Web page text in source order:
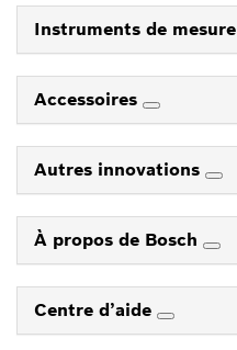
Instruments de mesure
Accessoires
Autres innovations
À propos de Bosch
Centre d’aide